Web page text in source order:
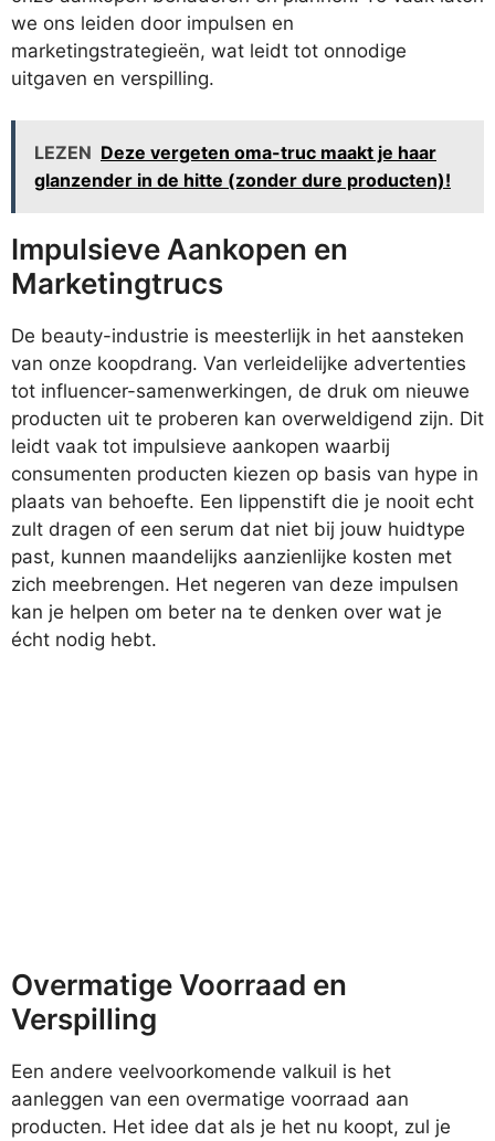
we ons leiden door impulsen en
marketingstrategieën, wat leidt tot onnodige
uitgaven en verspilling.
LEZEN Deze vergeten oma-truc maakt je haar
glanzender in de hitte (zonder dure producten)!
Impulsieve Aankopen en
Marketingtrucs
De beauty-industrie is meesterlijk in het aansteken
van onze koopdrang. Van verleidelijke advertenties
tot influencer-samenwerkingen, de druk om nieuwe
producten uit te proberen kan overweldigend zijn. Dit
leidt vaak tot impulsieve aankopen waarbij
consumenten producten kiezen op basis van hype in
plaats van behoefte. Een lippenstift die je nooit echt
zult dragen of een serum dat niet bij jouw huidtype
past, kunnen maandelijks aanzienlijke kosten met
zich meebrengen. Het negeren van deze impulsen
kan je helpen om beter na te denken over wat je
écht nodig hebt.
Overmatige Voorraad en
Verspilling
Een andere veelvoorkomende valkuil is het
aanleggen van een overmatige voorraad aan
producten. Het idee dat als je het nu koopt, zul je